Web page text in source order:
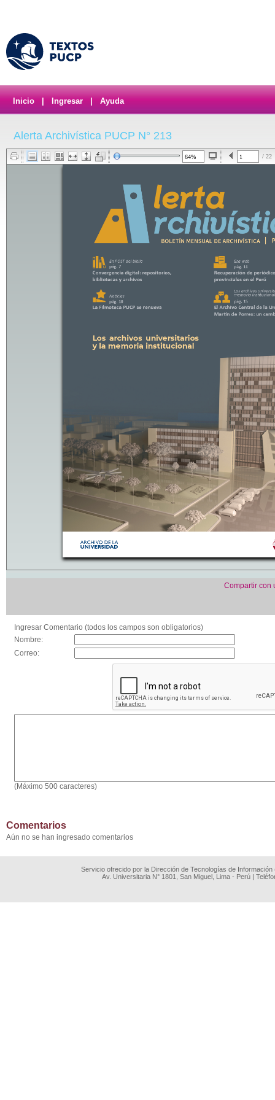
Inicio Ingresar Ayuda
Alerta Archivística PUCP N° 213
/ 22
Compartir con
Ingresar Comentario (todos los campos son obligatorios)
Nombre:
Correo:
(Máximo 500 caracteres)
Comentarios
Aún no se han ingresado comentarios
Servicio ofrecido por la Dirección de Tecnologías de
Av. Universitaria N° 1801, San Miguel, Lima - Perú |